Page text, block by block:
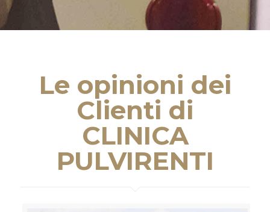
Le opinioni dei
Clienti di
CLINICA
PULVIRENTI